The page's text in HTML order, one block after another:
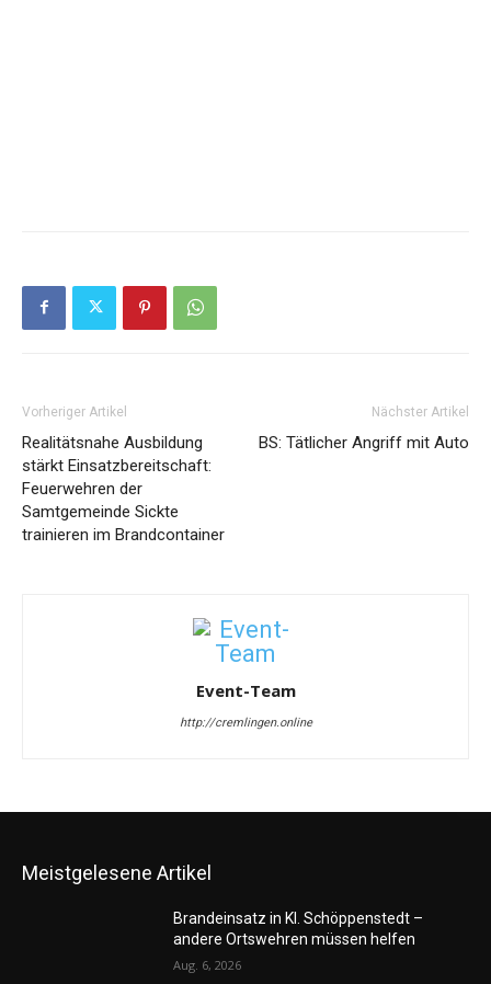
Vorheriger Artikel
Realitätsnahe Ausbildung
stärkt Einsatzbereitschaft:
Feuerwehren der
Samtgemeinde Sickte
trainieren im Brandcontainer
Nächster Artikel
BS: Tätlicher Angriff mit Auto
Event-Team
http://cremlingen.online
Meistgelesene Artikel
Brandeinsatz in Kl. Schöppenstedt –
andere Ortswehren müssen helfen
Aug. 6, 2026